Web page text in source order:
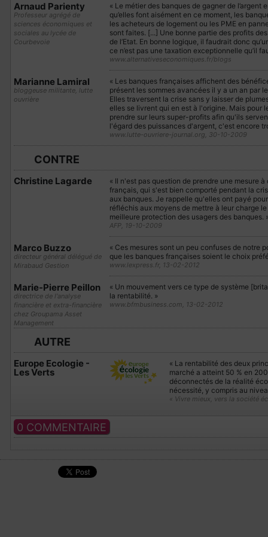
Arnaud Parienty
Professeur agrégé de
sciences économiques et
sociales au lycée de
Courbevoie
« Le métier des banques de gagner de l’argent
qu’elles font aisément en ce moment, les
les acheteurs de logement ou les PME en
sont faites. [...] Une bonne partie des profits
de l’Etat. En bonne logique, il faudrait donc
ce n’est pas une taxation exceptionnelle qu’il
www.alternativeseconomiques.fr/blogs
Marianne Lamiral
bloggeuse militante, lutte
ouvrière
« Les banques françaises affichent des
présent les sommes avancées il y a un an par
Elles traversent la crise sans y laisser de
elles se livrent qui en est à l'origine. Mais pour
prendre sur leurs super-profits afin qu'ils
l'égard des puissances d'argent, c'est encore
www.lutte-ouvriere-journal.org, 30-10-2009
CONTRE
Christine Lagarde
« Il n'est pas question de prendre une mesure
français, qui s'est bien comporté pendant la
aux banques. Je rappelle qu'elles ont payé
réfléchis aux moyens de mettre à leur charge
meilleure protection des usagers des banques.
AFP, 19-10-2009
Marco Buzzo
directeur général délégué de
Mirabaud Gestion
« Ces mesures sont un peu confuses de notre
que les banques françaises soient le choix
www.lexpress.fr, 13-02-2012
Marie-Pierre Peillon
directrice de l'analyse
financière et extra-financière
chez Groupama Asset
Management
« Un mouvement vers ce type de système
la rentabilité. »
www.bfmbusiness.com, 13-02-2012
AUTRE
Europe Ecologie -
Les Verts
« La rentabilité des deux
marché a atteint 50 % en
déconnectés de la réalité
nécessité, y compris au
« Vivre mieux, vers la société
0 COMMENTAIRE